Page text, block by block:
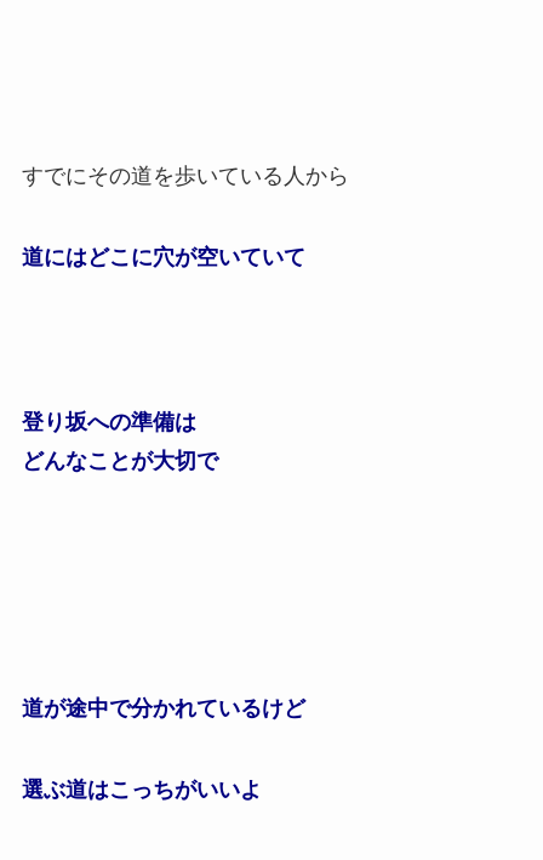
すでにその道を歩いている人から
道にはどこに穴が空いていて
登り坂への準備は
どんなことが大切で
道が途中で分かれているけど
選ぶ道はこっちがいいよ